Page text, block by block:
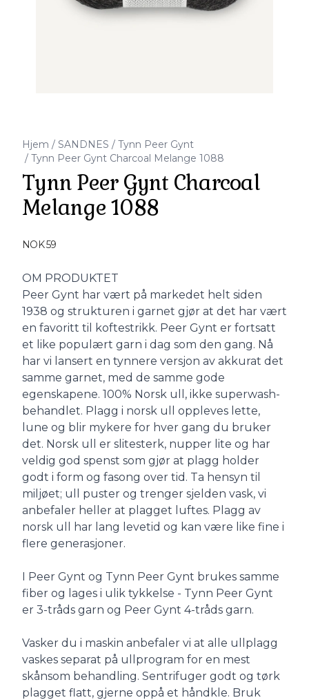
Hjem / SANDNES / Tynn Peer Gynt
/ Tynn Peer Gynt Charcoal Melange 1088
Tynn Peer Gynt Charcoal
Melange 1088
NOK 59
Description
OM PRODUKTET
Peer Gynt har vært på markedet helt siden
1938 og strukturen i garnet gjør at det har vært
en favoritt til koftestrikk. Peer Gynt er fortsatt
et like populært garn i dag som den gang. Nå
har vi lansert en tynnere versjon av akkurat det
samme garnet, med de samme gode
egenskapene. 100% Norsk ull, ikke superwash-
behandlet. Plagg i norsk ull oppleves lette,
lune og blir mykere for hver gang du bruker
det. Norsk ull er slitesterk, nupper lite og har
veldig god spenst som gjør at plagg holder
godt i form og fasong over tid. Ta hensyn til
miljøet; ull puster og trenger sjelden vask, vi
anbefaler heller at plagget luftes. Plagg av
norsk ull har lang levetid og kan være like fine i
flere generasjoner.
I Peer Gynt og Tynn Peer Gynt brukes samme
fiber og lages i ulik tykkelse - Tynn Peer Gynt
er 3-tråds garn og Peer Gynt 4-tråds garn.
Vasker du i maskin anbefaler vi at alle ullplagg
vaskes separat på ullprogram for en mest
skånsom behandling. Sentrifuger godt og tørk
plagget flatt, gjerne oppå et håndkle. Bruk